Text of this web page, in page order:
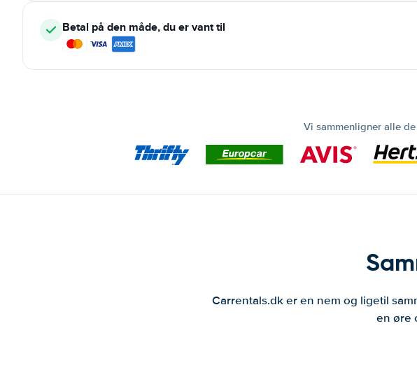
Betal på den måde, du er vant til
Vi sammenligner alle
Carrentals.dk er en nem og ligetil
en øre